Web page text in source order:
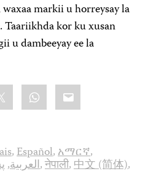
markii u horreysay la
Taariikhda kor ku xusan
u dambeeyay ee la
WhatsApp
Email
,Español,አማርኛ,
العربية, ,नेपाली,中文 (简体),